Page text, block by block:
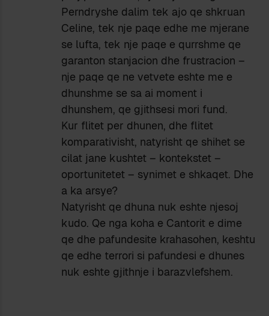
Perndryshe dalim tek ajo qe shkruan
Celine, tek nje paqe edhe me mjerane
se lufta, tek nje paqe e qurrshme qe
garanton stanjacion dhe frustracion –
nje paqe qe ne vetvete eshte me e
dhunshme se sa ai moment i
dhunshem, qe gjithsesi mori fund.
Kur flitet per dhunen, dhe flitet
komparativisht, natyrisht qe shihet se
cilat jane kushtet – kontekstet –
oportunitetet – synimet e shkaqet. Dhe
a ka arsye?
Natyrisht qe dhuna nuk eshte njesoj
kudo. Qe nga koha e Cantorit e dime
qe dhe pafundesite krahasohen, keshtu
qe edhe terrori si pafundesi e dhunes
nuk eshte gjithnje i barazvlefshem.